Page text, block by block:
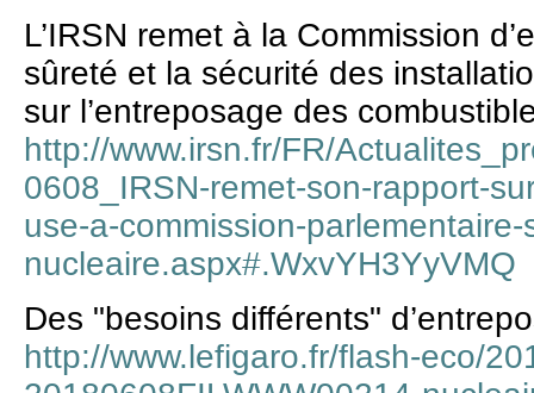
L’IRSN remet à la Commission
sûreté et la sécurité des
sur l’entreposage des
http://www.irsn.fr/FR/
0608_IRSN-remet-son-rapport-
use-a-commission-
nucleaire.aspx#.WxvYH3YyVMQ
Des "besoins différents"
http://www.lefigaro.fr/flash-eco/